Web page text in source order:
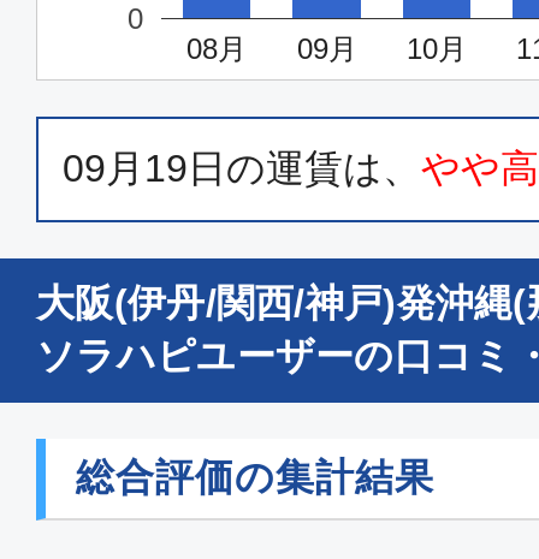
MM219
大阪(関西)
11:45
沖縄(
GK351
大阪(関西)
09:30
沖縄(
JAL2087
大阪(伊丹)
14:50
08月 09月 10月
0
09月19日 の運賃は、 やや
大阪(伊丹/関西/神戸)発沖縄
ソラハピユーザーの口コミ
総合評価の集計結果